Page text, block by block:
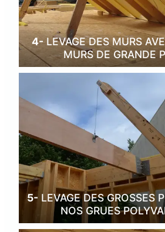
4-LEVAGE DES MURS
MURS DE GRANDE
5- LEVAGE DES GROSSES
NOS GRUES